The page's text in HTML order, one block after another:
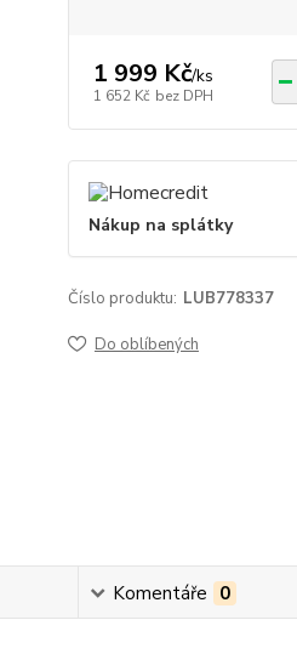
1 999 Kč/ks
1 652 Kč bez DPH
Nákup na splátky
Číslo produktu: LUB778337
Do oblíbených
Komentáře 0